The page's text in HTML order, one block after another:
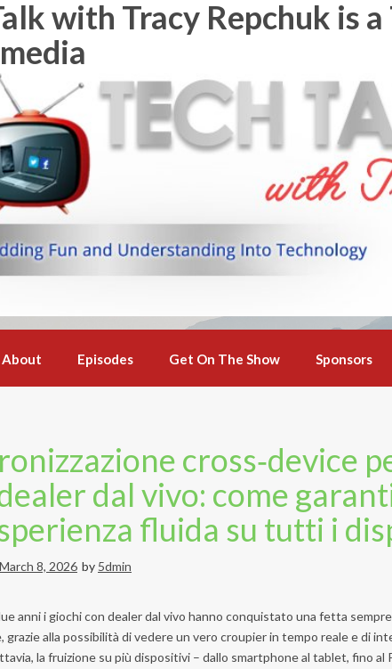
with Tracy Repchuk is
About Episodes Get On The Show Sponsors
cross‑device
dal vivo: come
fluida su tutti i
March 8, 2026 by 5dmin
anni i giochi con dealer dal vivo hanno conquistato una fetta
grazie alla possibilità di vedere un vero croupier in tempo reale e di
la fruizione su più dispositivi – dallo smartphone al tablet, fino